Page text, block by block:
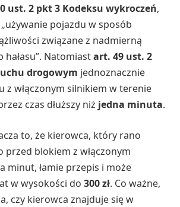
ust. 2 pkt 3 Kodeksu wykroczeń,
pojazdu w sposób
związane z nadmierną
hałasu”. Natomiastart. 49 ust. 2
drogowym jednoznacznie
z włączonym silnikiem w terenie
czas dłuższy niż jedna minuta.
to, że kierowca, który rano
przed blokiem z włączonym
minut, łamie przepis i może
w wysokości do 300 zł. Co ważne,
czy kierowca znajduje się w